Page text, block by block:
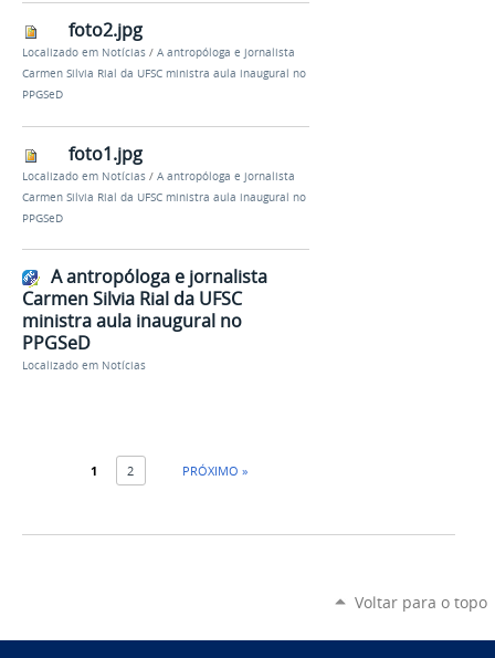
foto2.jpg
Localizado em Notícias / A antropóloga e jornalista
Carmen Silvia Rial da UFSC ministra aula inaugural no
PPGSeD
foto1.jpg
Localizado em Notícias / A antropóloga e jornalista
Carmen Silvia Rial da UFSC ministra aula inaugural no
PPGSeD
A antropóloga e jornalista
Carmen Silvia Rial da UFSC
ministra aula inaugural no
PPGSeD
Localizado em Notícias
1 2 PRÓXIMO »
Voltar para o topo